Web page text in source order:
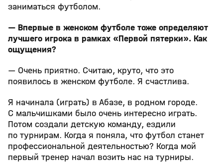
заниматься футболом.
— Впервые в женском футболе тоже определяют
лучшего игрока в рамках «Первой пятерки». Как
ощущения?
— Очень приятно. Считаю, круто, что это
появилось в женском футболе. Я счастлива.
Я начинала (играть) в Абазе, в родном городе.
С мальчишками было очень интересно играть.
Потом создали детскую команду, ездили
по турнирам. Когда я поняла, что футбол станет
профессиональной деятельностью? Когда мой
первый тренер начал возить нас на турниры.